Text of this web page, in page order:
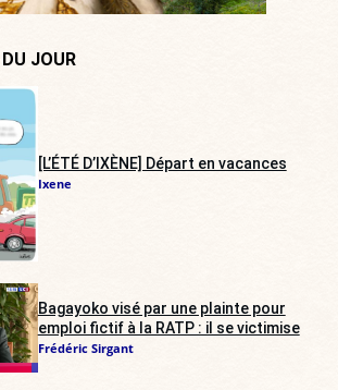
JOUR
[L’ÉTÉ D’IXÈNE] Départ en vacances
Ixene
Bagayoko visé par une plainte pour
emploi fictif à la RATP : il se victimise
Frédéric Sirgant